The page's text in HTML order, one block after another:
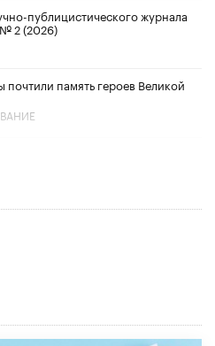
публицистического журнала
2 (2026)
память героев Великой